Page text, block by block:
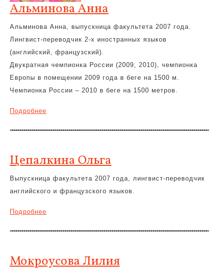
Альминова Анна
Альминова Анна, выпускница факультета 2007 года.
Лингвист-переводчик 2-х иностранных языков
(английский, французский).
Двукратная чемпионка России (2009, 2010), чемпионка
Европы в помещении 2009 года в беге на 1500 м.
Чемпионка России – 2010 в беге на 1500 метров.
Подробнее
Цепалкина Ольга
Выпускница факультета 2007 года, лингвист-переводчик
английского и французского языков.
Подробнее
Мокроусова Лилия